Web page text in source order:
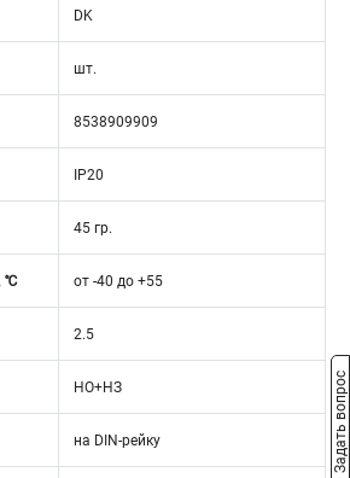
DK
шт.
8538909909
IР20
45 гр.
℃ от -40 до +55
2.5
НО+НЗ
на DIN-рейку Задать вопрос